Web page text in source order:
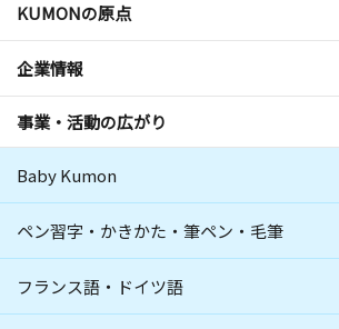
KUMONの原点
企業情報
事業・活動の広がり
Baby Kumon
ペン習字・かきかた・筆ペン・毛筆
フランス語・ドイツ語